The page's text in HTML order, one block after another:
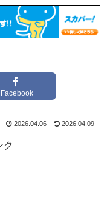
Facebook
2026.04.06 2026.04.09
ク